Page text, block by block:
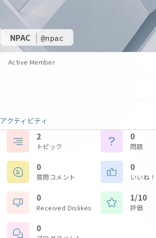
NPAC @npac
Active Member
アクティビティ
2
トピック
0
問題
0
質問コメント
0
いいね！
0
Received Dislikes
1/10
評価
0